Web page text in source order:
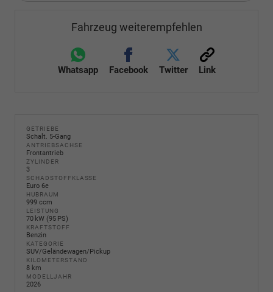
Fahrzeug weiterempfehlen
Whatsapp Facebook Twitter Link
GETRIEBE
Schalt. 5-Gang
ANTRIEBSACHSE
Frontantrieb
ZYLINDER
3
SCHADSTOFFKLASSE
Euro 6e
HUBRAUM
999 ccm
LEISTUNG
70 kW (95 PS)
KRAFTSTOFF
Benzin
KATEGORIE
SUV/Geländewagen/Pickup
KILOMETERSTAND
8 km
MODELLJAHR
2026